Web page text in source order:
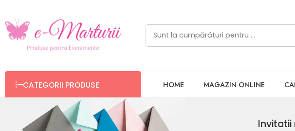
CATEGORII PRODUSE HOME MAGAZIN ONLINE
Invitatii